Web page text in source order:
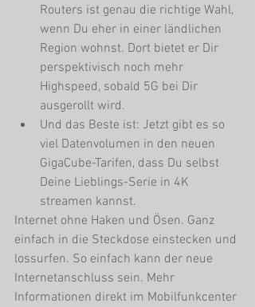
Routers ist genau die richtige Wahl,
wenn Du eher in einer ländlichen
Region wohnst. Dort bietet er Dir
perspektivisch noch mehr
Highspeed, sobald 5G bei Dir
ausgerollt wird.
Und das Beste ist: Jetzt gibt es so
viel Datenvolumen in den neuen
GigaCube-Tarifen, dass Du selbst
Deine Lieblings-Serie in 4K
streamen kannst.
Internet ohne Haken und Ösen. Ganz
einfach in die Steckdose einstecken und
lossurfen. So einfach kann der neue
Internetanschluss sein. Mehr
Informationen direkt im Mobilfunkcenter